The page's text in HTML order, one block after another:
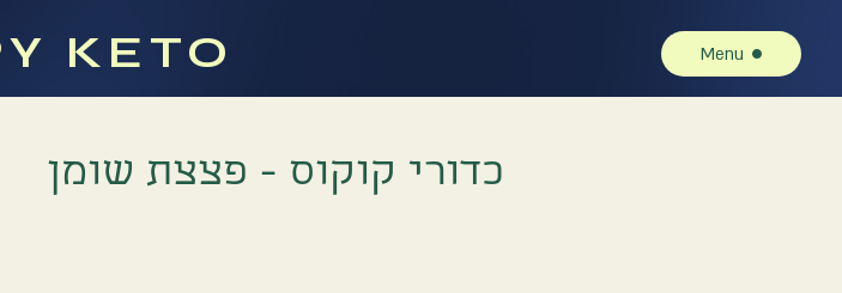
KETO Menu
כדורי קוקוס - פצצת שומן